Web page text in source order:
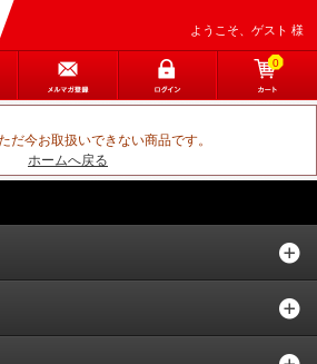
ようこそ、ゲスト 様
0
だ今お取扱いできない商品です。
ホームへ戻る